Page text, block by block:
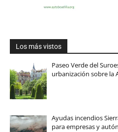
Los más vistos
Paseo Verde del
urbanización sobre la
Ayudas incendios
para empresas y